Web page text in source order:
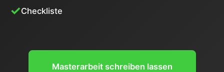
Checkliste
Masterarbeit schreiben lassen